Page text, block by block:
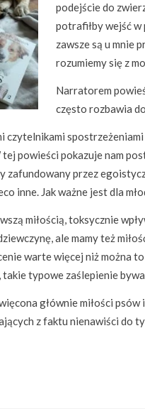
podejście do
potrafiłby wejść w
zawsze są u mnie
rozumiemy się z
Narratorem
często rozbawia
czytelnikami
powieści pokazuje nam
zafundowany przez
inne. Jak ważne jest dla
miłością, toksycznie
ale mamy też
warte więcej niż można
takie typowe zaślepienie
głównie miłości psów
z faktu nienawiści do